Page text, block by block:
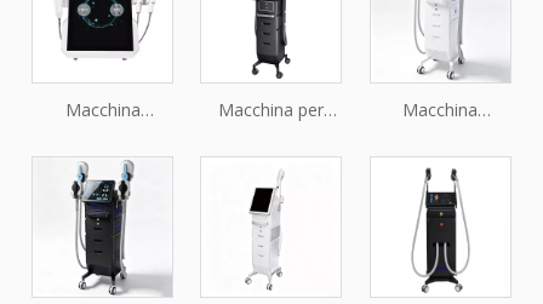
Macchina
microaghi RF
frazionata Ice
Vmax per il
rafforzamento e il
ringiovanimento
Macchina per
muscolare HIEMT
per trattamenti di
modellamento
del corpo non
invasivi
Macchina
la tonificazione
muscolare e il
rassodamento
del corpo EMS